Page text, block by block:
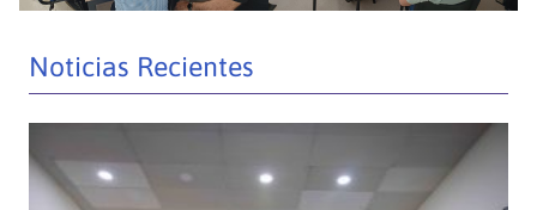
Noticias Recientes